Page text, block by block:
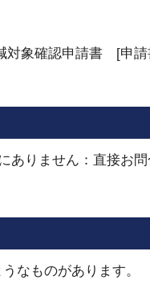
対象確認申請書 [申
りません：直接お問
なものがあります。